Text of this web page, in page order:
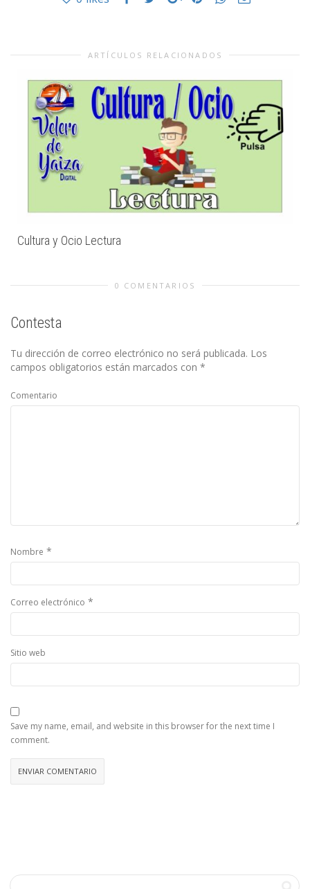
ARTÍCULOS RELACIONADOS
Cultura y Ocio Lectura
0 COMENTARIOS
Contesta
Tu dirección de correo electrónico no será publicada. Los
campos obligatorios están marcados con *
Comentario
Nombre *
Correo electrónico *
Sitio web
Save my name, email, and website in this browser for the next time I
comment.